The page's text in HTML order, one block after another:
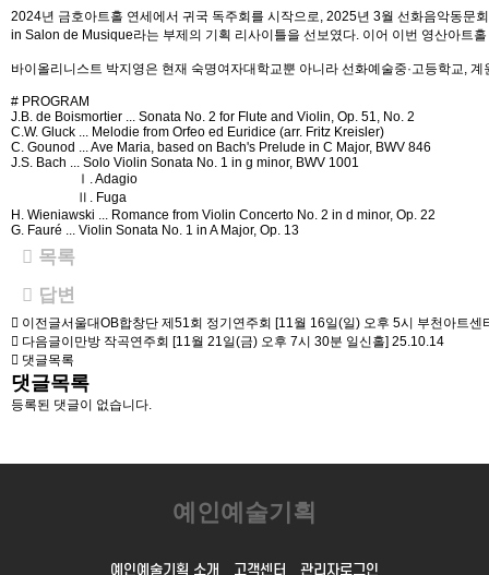
2024년 금호아트홀 연세에서 귀국 독주회를 시작으로, 2025년 3월 선화음악동문
in Salon de Musique라는 부제의 기획 리사이틀을 선보였다. 이어 이번 영산아트
바이올리니스트 박지영은 현재 숙명여자대학교뿐 아니라 선화예술중·고등학교,
# PROGRAM
J.B. de Boismortier ... Sonata No. 2 for Flute and Violin, Op. 51, No. 2
C.W. Gluck ... Melodie from Orfeo ed Euridice (arr. Fritz Kreisler)
C. Gounod ... Ave Maria, based on Bach's Prelude in C Major, BWV 846
J.S. Bach ... Solo Violin Sonata No. 1 in g minor, BWV 1001
Ⅰ. Adagio
Ⅱ. Fuga
H. Wieniawski ... Romance from Violin Concerto No. 2 in d minor, Op. 22
G. Fauré ... Violin Sonata No. 1 in A Major, Op. 13
목록
답변
이전글서울대OB합창단 제51회 정기연주회 [11월 16일(일) 오후 5시 부천아트센
다음글이만방 작곡연주회 [11월 21일(금) 오후 7시 30분 일신홀] 25.10.14
댓글목록
댓글목록
등록된 댓글이 없습니다.
예인예술기획
예인예술기획 소개 고객센터 관리자로그인